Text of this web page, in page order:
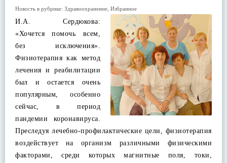
Новость в рубрике: Здравоохранение Избранное
И.А. Сердюкова:
«Хочется помочь всем,
без исключения».
Физиотерапия как метод
лечения и реабилитации
был и остается очень
популярным, особенно
сейчас, в период
пандемии коронавируса.
Преследуя лечебно-профилактические цели, физиотерапия
воздействует на организм различными физическими
факторами, среди которых магнитные поля, токи,